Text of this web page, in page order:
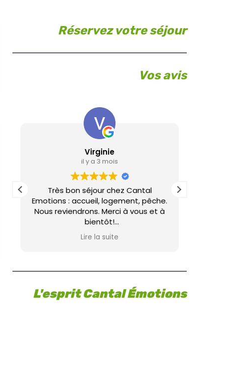
Réservez votre séjour
Vos avis
Virginie
il y a 3 mois
Très bon séjour chez Cantal
Emotions : accueil, logement, pêche.
Nous reviendrons. Merci à vous et à
bientôt!
La famille Cornu
Lire la suite
L'esprit Cantal Émotions